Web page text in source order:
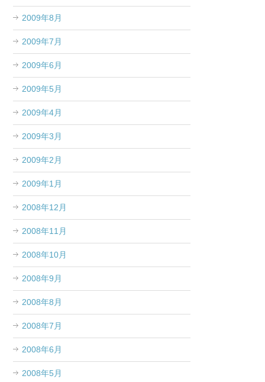
2009年8月
2009年7月
2009年6月
2009年5月
2009年4月
2009年3月
2009年2月
2009年1月
2008年12月
2008年11月
2008年10月
2008年9月
2008年8月
2008年7月
2008年6月
2008年5月